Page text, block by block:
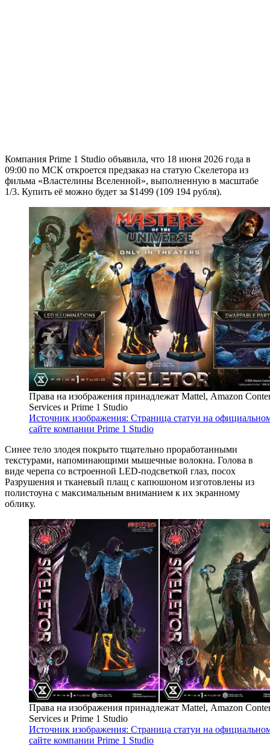
Компания Prime 1 Studio объявила, что 18 июня 2026 года в
09:00 по МСК откроется предзаказ на статую Скелетора из
фильма «Властелины Вселенной», выполненную в масштабе
1/3. Купить её можно будет за $1499 (109 194 рубля).
Права на изображения принадлежат Mattel, Amazon
Services и Prime 1 Studio
Источник изображения: Страница статуи на
сайте компании Prime 1 Studio
Синее тело злодея покрыто тщательно проработанными
текстурами, напоминающими мышечные волокна. Голова в
виде черепа со встроенной LED-подсветкой глаз, посох
Разрушения и тканевый плащ с капюшоном изготовлены из
полистоуна с максимальным вниманием к их экранному
облику.
Права на изображения принадлежат Mattel, Amazon
Services и Prime 1 Studio
Источник изображения: Страница статуи на
сайте компании Prime 1 Studio